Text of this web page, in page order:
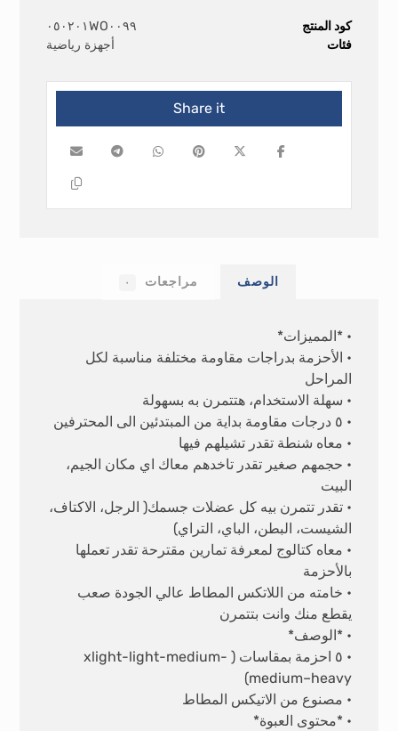
كود المنتج
٠٥٠٢٠١WO٠٠٩٩
فئات
أجهزة رياضية
الوصف مراجعات ٠
• *المميزات*
• الأحزمة بدراجات مقاومة مختلفة مناسبة لكل
المراحل
• سهلة الاستخدام، هتتمرن به بسهولة
• ٥ درجات مقاومة بداية من المبتدئين الى المحترفين
• معاه شنطة تقدر تشيلهم فيها
• حجمهم صغير تقدر تاخدهم معاك اي مكان الجيم،
البيت
• تقدر تتمرن بيه كل عضلات جسمك( الرجل، الاكتاف،
الشيست، البطن، الباي، التراي)
• معاه كتالوج لمعرفة تمارين مقترحة تقدر تعملها
بالأحزمة
• خامته من اللاتكس المطاط عالي الجودة صعب
يقطع منك وانت بتتمرن
• *الوصف*
• ٥ احزمة بمقاسات ( xlight-light-medium-
medium–heavy)
• مصنوع من الاتيكس المطاط
• *محتوى العبوة*